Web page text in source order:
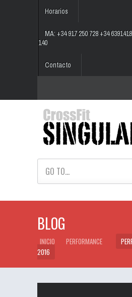
Horarios
MA: +34 917 250 728 +34
140
Contacto
GO TO...
BLOG
INICIO PERFORMANCE
2016